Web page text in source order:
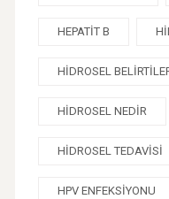
HEPATIT B
HIDROSEL
HIDROSEL NEDIR
HIDROSEL TEDAVISI
HPV ENFEKSIYONU